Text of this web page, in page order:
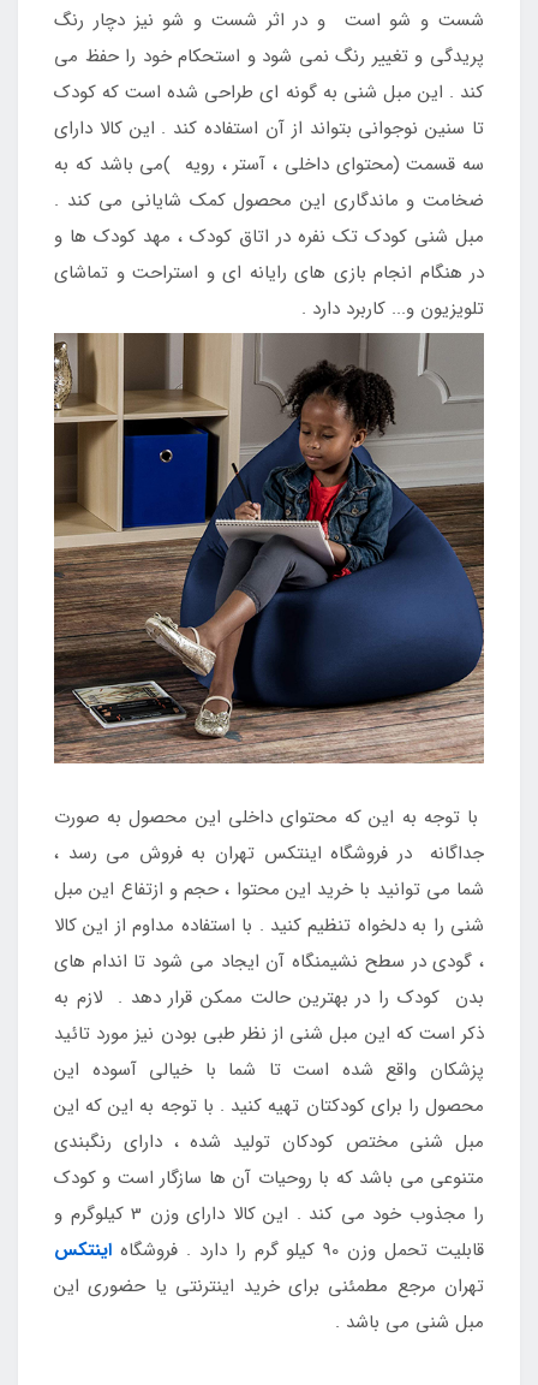
شست و شو است و در اثر شست و شو نیز دچار رنگ
پریدگی و تغییر رنگ نمی شود و استحکام خود را حفظ می
کند . این مبل شنی به گونه ای طراحی شده است که کودک
تا سنین نوجوانی بتواند از آن استفاده کند . این کالا دارای
سه قسمت (محتوای داخلی ، آستر ، رویه )می باشد که به
ضخامت و ماندگاری این محصول کمک شایانی می کند .
مبل شنی کودک تک نفره در اتاق کودک ، مهد کودک ها و
در هنگام انجام بازی های رایانه ای و استراحت و تماشای
تلویزیون و... کاربرد دارد .
با توجه به این که محتوای داخلی این محصول به صورت
جداگانه در فروشگاه اینتکس تهران به فروش می رسد ،
شما می توانید با خرید این محتوا ، حجم و ازتفاع این مبل
شنی را به دلخواه تنظیم کنید . با استفاده مداوم از این کالا
، گودی در سطح نشیمنگاه آن ایجاد می شود تا اندام های
بدن کودک را در بهترین حالت ممکن قرار دهد . لازم به
ذکر است که این مبل شنی از نظر طبی بودن نیز مورد تائید
پزشکان واقع شده است تا شما با خیالی آسوده این
محصول را برای کودکتان تهیه کنید . با توجه به این که این
مبل شنی مختص کودکان تولید شده ، دارای رنگبندی
متنوعی می باشد که با روحیات آن ها سازگار است و کودک
را مجذوب خود می کند . این کالا دارای وزن 3 کیلوگرم و
قابلیت تحمل وزن 90 کیلو گرم را دارد . فروشگاه
اینتکس
تهران مرجع مطمئنی برای خرید اینترنتی یا حضوری این
مبل شنی می باشد .